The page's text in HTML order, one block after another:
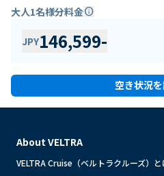
大人1名様分料金info
JPY146,599-
空き状況
About VELTRA
VELTRA Cruise（ベルトラクルーズ）と